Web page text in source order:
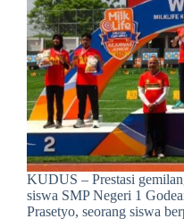
KUDUS – Prestasi
siswa SMP Negeri 1
Prasetyo, seorang siswa